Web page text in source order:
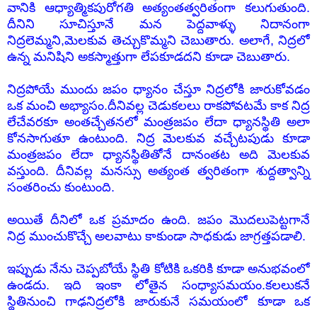
వానికి ఆధ్యాత్మికపురోగతి అత్యంతత్వరితంగా కలుగుతుంది.
దీనిని సూచిస్తూనే మన పెద్దవాళ్ళు నిదానంగా
నిద్రలెమ్మని,మెలకువ తెచ్చుకొమ్మని చెబుతారు. అలాగే, నిద్రలో
ఉన్న మనిషిని అకస్మాత్తుగా లేపకూడదని కూడా చెబుతారు.
నిద్రపోయే ముందు జపం ధ్యానం చేస్తూ నిద్రలోకి జారుకోవడం
ఒక మంచి అభ్యాసం.దీనివల్ల చెడుకలలు రాకపోవటమే కాక నిద్ర
లేచేవరకూ అంతచ్చేతనలో మంత్రజపం లేదా ధ్యానస్థితి అలా
కోనసాగుతూ ఉంటుంది. నిద్ర మెలకువ వచ్చేటపుడు కూడా
మంత్రజపం లేదా ధ్యానస్థితితోనే దానంతట అది మెలకువ
వస్తుంది. దీనివల్ల మనస్సు అత్యంత త్వరితంగా శుద్దత్వాన్ని
సంతరించు కుంటుంది.
అయితే దీనిలో ఒక ప్రమాదం ఉంది. జపం మొదలుపెట్టగానే
నిద్ర ముంచుకొచ్చే అలవాటు కాకుండా సాధకుడు జాగ్రత్తపడాలి.
ఇప్పుడు నేను చెప్పబోయే స్థితి కోటికి ఒకరికి కూడా అనుభవంలో
ఉండదు. ఇది ఇంకా లోతైన సంధ్యాసమయం.కలలుకనే
స్థితినుంచి గాఢనిద్రలోకి జారుకునే సమయంలో కూడా ఒక